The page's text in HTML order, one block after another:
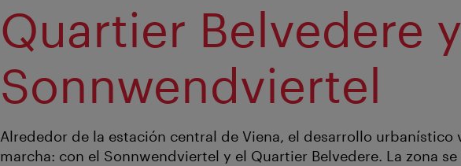
Quartier Belvedere y
Sonnwendviertel
Alrededor de la estación central de Viena, el desarrollo urbanístico
marcha: con el Sonnwendviertel y el Quartier Belvedere. La zona